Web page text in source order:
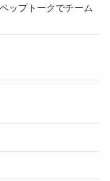
ップトークでチーム